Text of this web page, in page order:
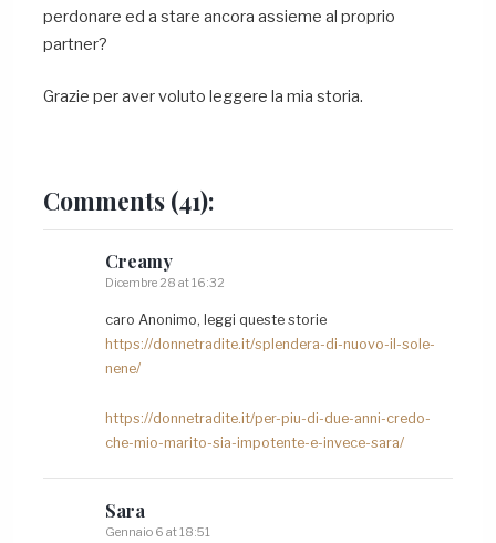
perdonare ed a stare ancora assieme al proprio
partner?
Grazie per aver voluto leggere la mia storia.
Comments (41):
Creamy
Dicembre 28 at 16:32
caro Anonimo, leggi queste storie
https://donnetradite.it/splendera-di-nuovo-il-sole-
nene/
https://donnetradite.it/per-piu-di-due-anni-credo-
che-mio-marito-sia-impotente-e-invece-sara/
Sara
Gennaio 6 at 18:51